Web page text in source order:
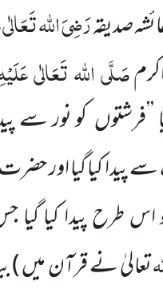
صدیقہرَضِیَ اللہ
صَلَّی اللہ تَعَالٰی
’’فرشتوں کو نور سے
پیدا کیا گیا اور
اس طرح پیدا کیا
تعالیٰ نے قرآن میں )